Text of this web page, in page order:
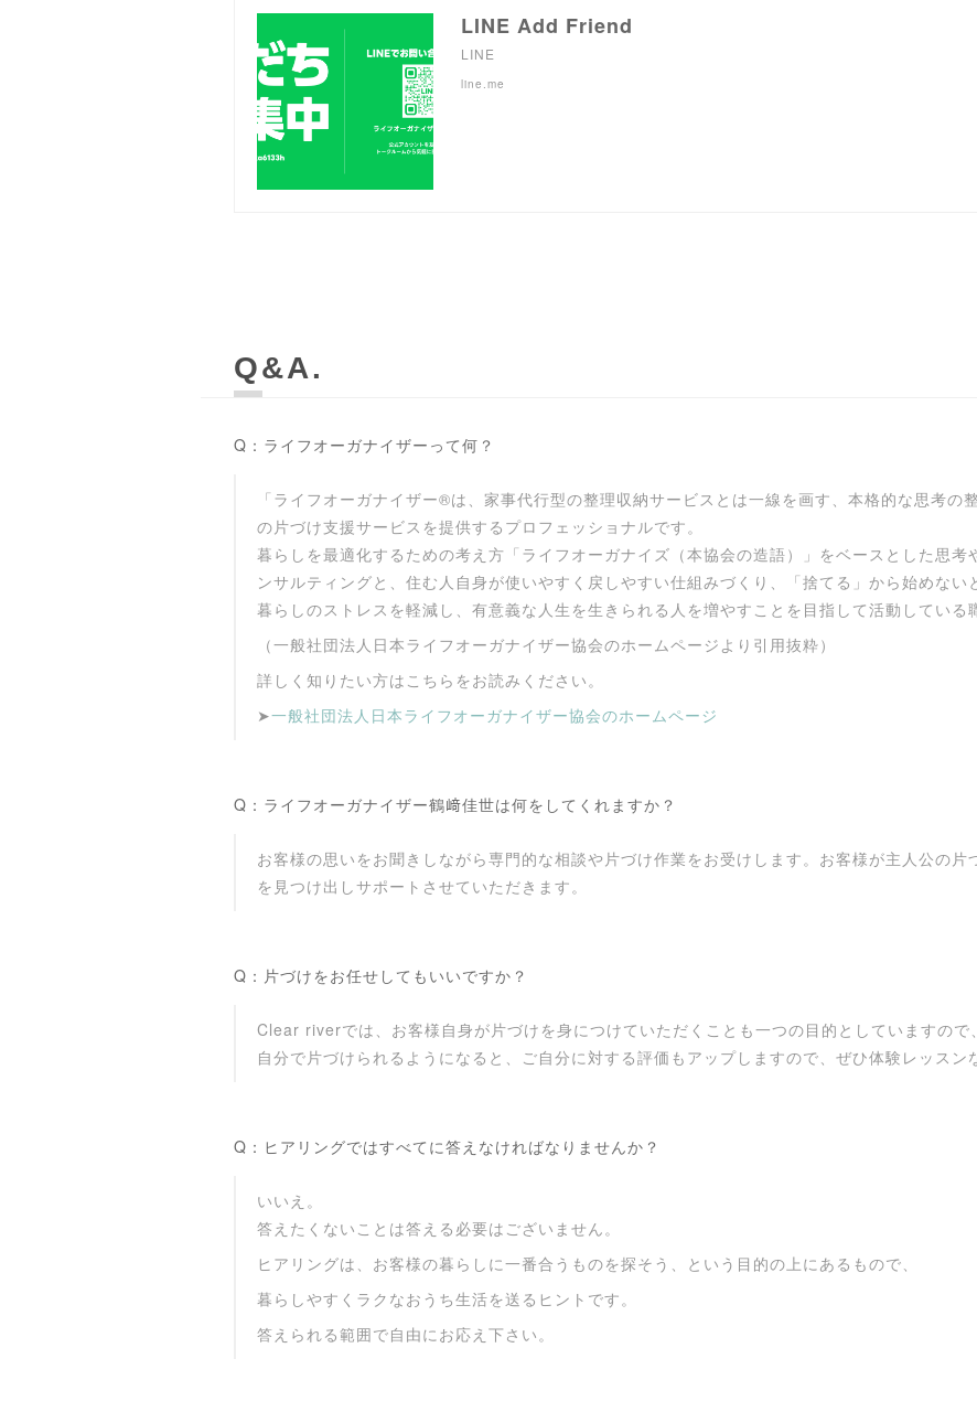
LINE Add Friend
LINE
line.me
Q&A
Q：ライフオーガナイザーって何？
「ライフオーガナイザー®は、家事代行型の整理収納サービスとは一線を画す、本格的な思考の
の片づけ支援サービスを提供するプロフェッショナルです。
暮らしを最適化するための考え方「ライフオーガナイズ（本協会の造語）」をベースとした思考
ンサルティングと、住む人自身が使いやすく戻しやすい仕組みづくり、「捨てる」から始めない
暮らしのストレスを軽減し、有意義な人生を生きられる人を増やすことを目指して活動している
（一般社団法人日本ライフオーガナイザー協会のホームページより引用抜粋）
詳しく知りたい方はこちらをお読みください。
➤一般社団法人日本ライフオーガナイザー協会のホームページ
Q：ライフオーガナイザー鶴﨑佳世は何をしてくれますか？
お客様の思いをお聞きしながら専門的な相談や片づけ作業をお受けします。お客様が主人公の
を見つけ出しサポートさせていただきます。
Q：片づけをお任せしてもいいですか？
Clear riverでは、お客様自身が片づけを身につけていただくことも一つの目的としていますの
自分で片づけられるようになると、ご自分に対する評価もアップしますので、ぜひ体験レッスン
Q：ヒアリングではすべてに答えなければなりませんか？
いいえ。
答えたくないことは答える必要はございません。
ヒアリングは、お客様の暮らしに一番合うものを探そう、という目的の上にあるもので、
暮らしやすくラクなおうち生活を送るヒントです。
答えられる範囲で自由にお応え下さい。